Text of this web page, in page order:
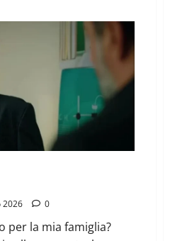
2026 0
per la mia famiglia?